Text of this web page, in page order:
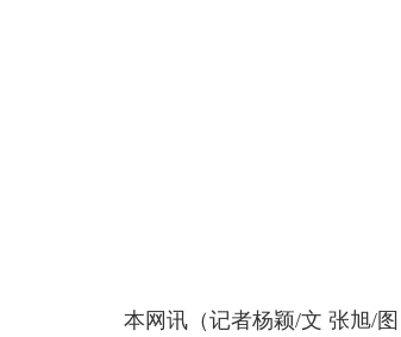
本网讯（记者杨颖/文 张旭/